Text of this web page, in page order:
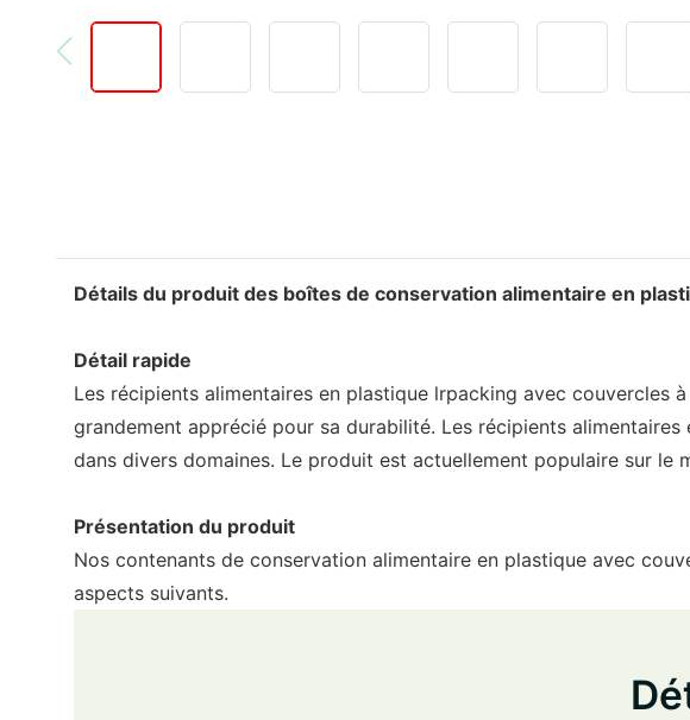
Détails du produit des boîtes de conservation alimentaire en
Détail rapide
Les récipients alimentaires en plastique lrpacking avec
grandement apprécié pour sa durabilité. Les récipients
dans divers domaines. Le produit est actuellement populaire sur le
Présentation du produit
Nos contenants de conservation alimentaire en plastique avec
aspects suivants.